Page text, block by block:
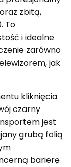
zbitą,
To
i idealne
zarówno
jak
kliknięcia
czarny
jest
grubą folią
barierę